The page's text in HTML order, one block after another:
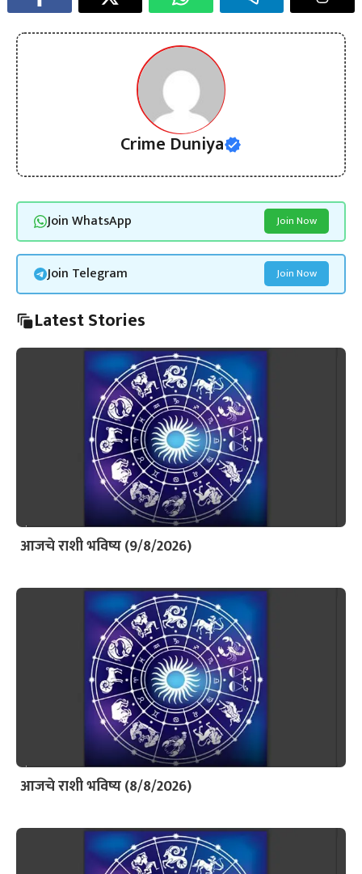
Crime Duniya
Join WhatsApp Join Now
Join Telegram Join Now
Latest Stories
आजचे राशी भविष्य (9/8/2026)
आजचे राशी भविष्य (8/8/2026)